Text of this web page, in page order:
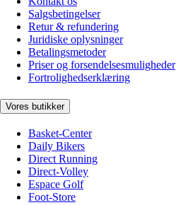
Salgsbetingelser
Retur & refundering
Juridiske oplysninger
Betalingsmetoder
Priser og forsendelsesmuligheder
Fortrolighedserklæring
Vores butikker
Basket-Center
Daily Bikers
Direct Running
Direct-Volley
Espace Golf
Foot-Store